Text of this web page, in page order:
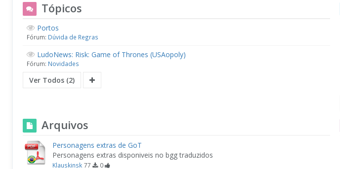
Tópicos
Portos
Fórum: Dúvida de Regras
LudoNews: Risk: Game of Thrones (USAopoly)
Fórum: Novidades
Ver Todos (2)
Arquivos
Personagens extras de GoT
Personagens extras disponiveis no bgg traduzidos
Klauskinsk 77 0